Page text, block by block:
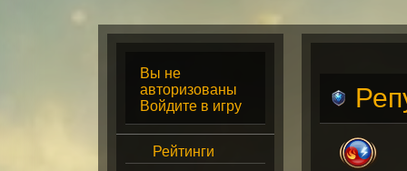
Вы не
авторизованы
Войдите в игру
Рейтинги